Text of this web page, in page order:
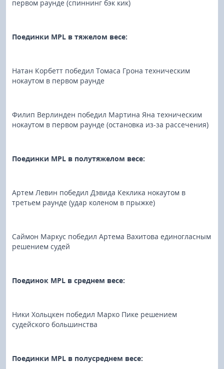
первом раунде (спиннинг бэк кик)
Поединки MPL в тяжелом весе:
Натан Корбетт победил Томаса Грона техническим
нокаутом в первом раунде
Филип Верлинден победил Мартина Яна техническим
нокаутом в первом раунде (остановка из-за рассечения)
Поединки MPL в полутяжелом весе:
Артем Левин победил Дэвида Кеклика нокаутом в
третьем раунде (удар коленом в прыжке)
Саймон Маркус победил Артема Вахитова единогласным
решением судей
Поединок MPL в среднем весе:
Ники Хольцкен победил Марко Пике решением
судейского большинства
Поединки MPL в полусреднем весе: